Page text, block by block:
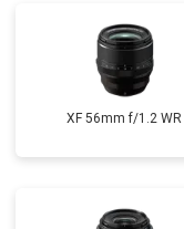
XF 56mm f/1.2 WR